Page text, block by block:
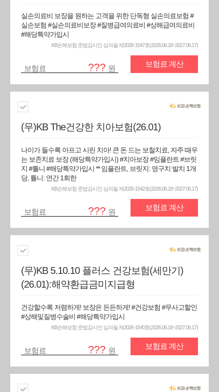
실손의료비 보장을 원하는 고객을 위한 단독형 실손의료보험 #
실손보험 #실손의료비보장 #질병급여의료비 #상해급여의료비
#해당특약가입시
KB손해보험 준법감시인 심의필 제2026-1547호(2026.06.18~2027.06.17)
보험료 ??? 원
보험료 계산
(무)KB The건강한 치아보험(26.01)
나이가 들수록 아프고 시린 치아! 큰 돈 드는 보철치료, 자주 때우
는 보존치료 보장 (해당특약가입시) #치아보장 #임플란트 #브릿
지 #틀니 #해당특약가입시 ** 임플란트, 브릿지: 영구치 발치 1개
당, 틀니: 연간 1회한
KB손해보험 준법감시인 심의필 제2026-1542호(2026.06.18~2027.06.17)
보험료 ??? 원
보험료 계산
(무)KB 5.10.10 플러스 건강보험(세만기)
(26.01):해약환급금미지급형
건강할수록 저렴하게! 보장은 든든하게! #건강보험 #무사고할인
#상해및질병수술비 #해당특약가입시
KB손해보험 준법감시인 심의필 제2026-1540호(2026.06.18~2027.06.17)
보험료 ??? 원
보험료 계산